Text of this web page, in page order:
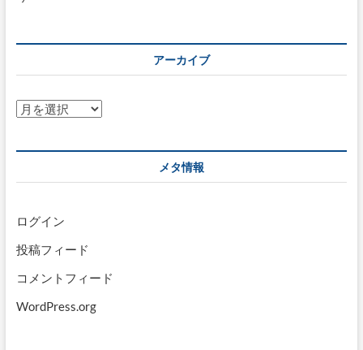
アーカイブ
ア
ブ
メタ情報
ログイン
投稿フィード
コメントフィード
WordPress.org